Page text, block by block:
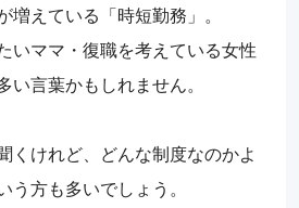
えている「時短勤務」。
いママ・復職を考えている女性
言葉かもしれません。
くけれど、どんな制度なのかよ
方も多いでしょう。